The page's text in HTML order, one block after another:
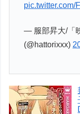
pic.twitter.com/
— 服部昇大/「
(@hattorixxx)